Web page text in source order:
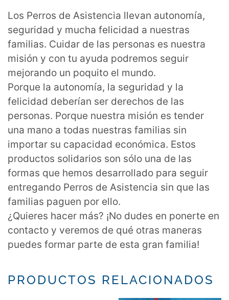
Los Perros de Asistencia llevan autonomía,
seguridad y mucha felicidad a nuestras
familias. Cuidar de las personas es nuestra
misión y con tu ayuda podremos seguir
mejorando un poquito el mundo.
Porque la autonomía, la seguridad y la
felicidad deberían ser derechos de las
personas. Porque nuestra misión es tender
una mano a todas nuestras familias sin
importar su capacidad económica. Estos
productos solidarios son sólo una de las
formas que hemos desarrollado para seguir
entregando Perros de Asistencia sin que las
familias paguen por ello.
¿Quieres hacer más? ¡No dudes en ponerte en
contacto y veremos de qué otras maneras
puedes formar parte de esta gran familia!
PRODUCTOS RELACIONADOS